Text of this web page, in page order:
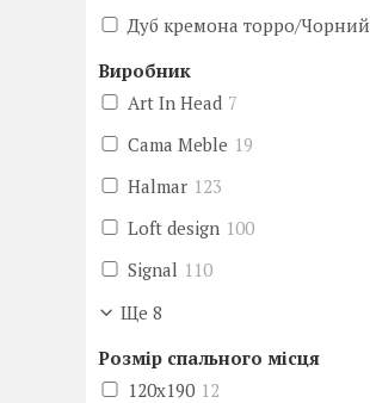
Дуб кремона торро/Чорний
Виробник
Art In Head 7
Cama Meble 19
Halmar 123
Loft design 100
Signal 110
Ще 8
Розмір спального місця
120х190 12